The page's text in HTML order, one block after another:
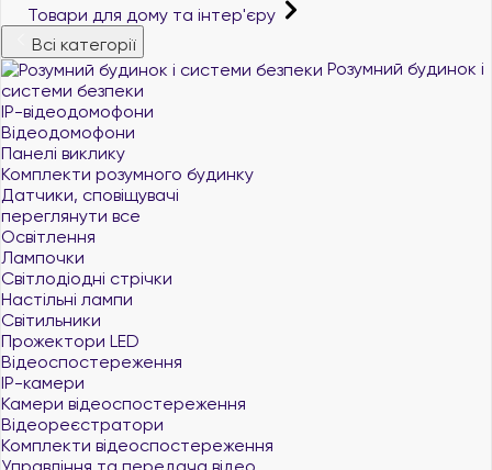
Товари для дому та інтер'єру
Всі категорії
Розумний будинок і
системи безпеки
IP-відеодомофони
Відеодомофони
Панелі виклику
Комплекти розумного будинку
Датчики, сповіщувачі
переглянути все
Освітлення
Лампочки
Світлодіодні стрічки
Настільні лампи
Світильники
Прожектори LED
Відеоспостереження
IP-камери
Камери відеоспостереження
Відеореєстратори
Комплекти відеоспостереження